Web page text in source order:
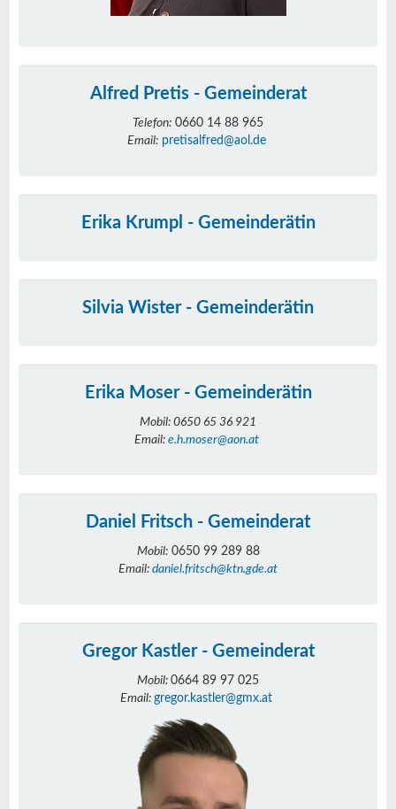
Alfred Pretis - Gemeinderat
Telefon: 0660 14 88 965
Email: pretisalfred@aol.de
Erika Krumpl - Gemeinderätin
Silvia Wister - Gemeinderätin
Erika Moser - Gemeinderätin
Mobil: 0650 65 36 921
Email: e.h.moser@aon.at
Daniel Fritsch - Gemeinderat
Mobil:0650 99 289 88
Email: daniel.fritsch@ktn.gde.at
Gregor Kastler - Gemeinderat
Mobil: 0664 89 97 025
Email: gregor.kastler@gmx.at